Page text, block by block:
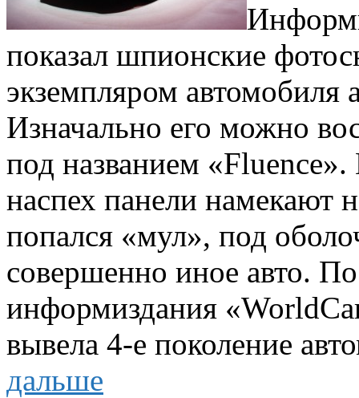
показал шпионские
экземпляром автомобиля
Изначально его можно
под названием «Fluence».
наспех панели намекают
попался «мул», под
совершенно иное авто.
информиздания
вывела 4-е поколение
дальше